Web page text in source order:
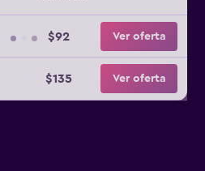
$92 Ver oferta
$135 Ver oferta